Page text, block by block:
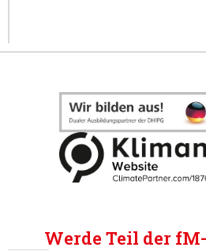
Werde Teil der